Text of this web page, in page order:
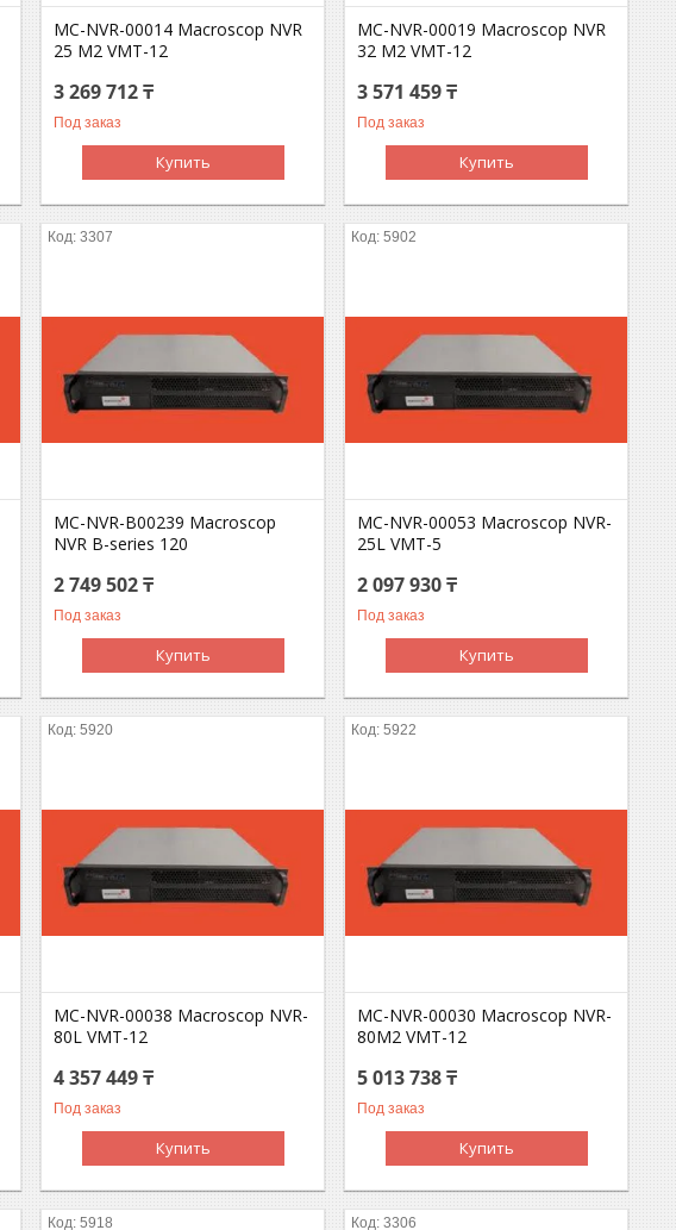
MC-NVR-00014 Macroscop NVR
25 M2 VMT-12
3 269 712 ₸
Под заказ
Купить
MC-NVR-00019 Macroscop NVR
32 М2 VMT-12
3 571 459 ₸
Под заказ
Купить
3307
MC-NVR-B00239 Macroscop
NVR B-series 120
2 749 502 ₸
Под заказ
Купить
5902
MC-NVR-00053 Macroscop NVR-
25L VMT-5
2 097 930 ₸
Под заказ
Купить
5920
MC-NVR-00038 Macroscop NVR-
80L VMT-12
4 357 449 ₸
Под заказ
Купить
5922
MC-NVR-00030 Macroscop NVR-
80M2 VMT-12
5 013 738 ₸
Под заказ
Купить
5918 3306